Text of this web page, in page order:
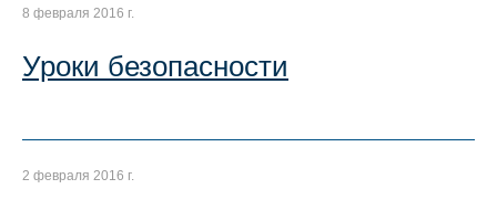
8 февраля 2016 г.
Уроки безопасности
2 февраля 2016 г.